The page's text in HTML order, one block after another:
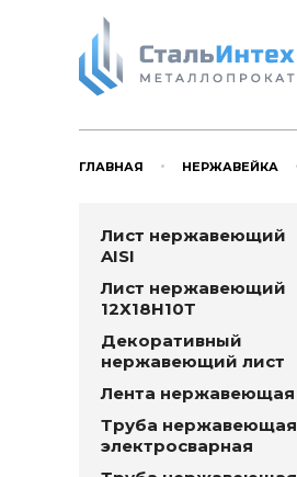
ГЛАВНАЯ НЕРЖАВЕЙКА
Лист нержавеющий
AISI
Лист нержавеющий
12Х18Н10Т
Декоративный
нержавеющий лист
Лента нержавеющая
Труба нержавеющая
электросварная